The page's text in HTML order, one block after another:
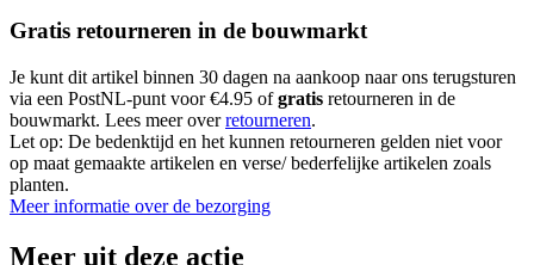
Gratis retourneren in de bouwmarkt
Je kunt dit artikel binnen 30 dagen na aankoop naar ons terugsturen
via een PostNL-punt voor €4.95 ofgratis retourneren in de
bouwmarkt. Lees meer overretourneren.
Let op: De bedenktijd en het kunnen retourneren gelden niet voor
op maat gemaakte artikelen en verse/ bederfelijke artikelen zoals
planten.
Meer informatie over de bezorging
Meer uit deze actie